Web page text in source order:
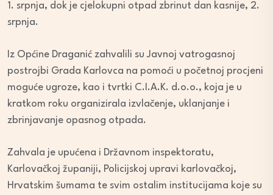
1. srpnja, dok je cjelokupni otpad zbrinut dan kasnije, 2.
srpnja.
Iz Općine Draganić zahvalili su Javnoj vatrogasnoj
postrojbi Grada Karlovca na pomoći u početnoj procjeni
moguće ugroze, kao i tvrtki C.I.A.K. d.o.o., koja je u
kratkom roku organizirala izvlačenje, uklanjanje i
zbrinjavanje opasnog otpada.
Zahvala je upućena i Državnom inspektoratu,
Karlovačkoj županiji, Policijskoj upravi karlovačkoj,
Hrvatskim šumama te svim ostalim institucijama koje su